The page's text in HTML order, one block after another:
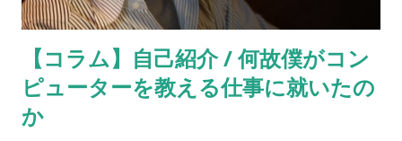
【コラム】自己紹介 / 何故僕がコン
ピューターを教える仕事に就いたの
か